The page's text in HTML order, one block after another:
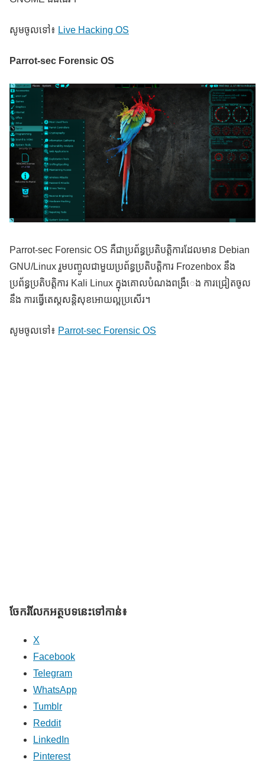
សូមចូលទៅ៖ Live Hacking OS
Parrot-sec Forensic OS
Parrot-sec Forensic OS គឺជាប្រព័ន្ធប្រតិបត្តិការដែលមាន Debian
GNU/Linux រួមបញ្ចូលជាមួយប្រព័ន្ធប្រតិបត្តិការ Frozenbox នឹង
ប្រព័ន្ធប្រតិបត្តិការ Kali Linux ក្នុងគោលបំណងពង្រឹេង ការជ្រៀតចូល
នឹង ការធ្វើតេស្តសន្តិសុខអោយល្អប្រសើរ។
សូមចូលទៅ៖ Parrot-sec Forensic OS
ចែករំលែក​អត្ថបទនេះទៅកាន់៖
X
Facebook
Telegram
WhatsApp
Tumblr
Reddit
LinkedIn
Pinterest